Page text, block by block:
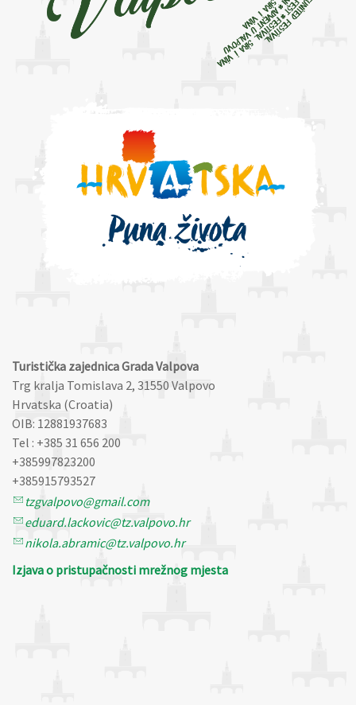
Turistička zajednica Grada Valpova
Trg kralja Tomislava 2, 31550 Valpovo
Hrvatska (Croatia)
OIB: 12881937683
Tel : +385 31 656 200
+385997823200
+385915793527
tzgvalpovo@gmail.com
eduard.lackovic@tz.valpovo.hr
nikola.abramic@tz.valpovo.hr
Izjava o pristupačnosti mrežnog mjesta